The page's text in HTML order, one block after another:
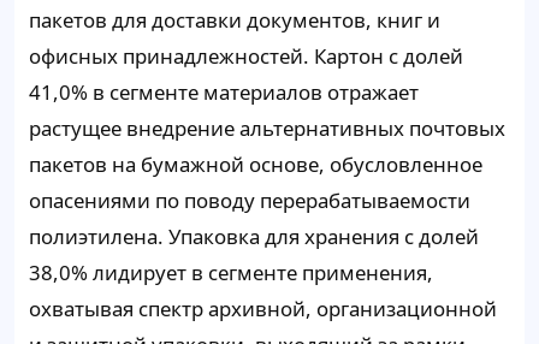
пакетов для доставки документов, книг и
офисных принадлежностей. Картон с долей
41,0% в сегменте материалов отражает
растущее внедрение альтернативных почтовых
пакетов на бумажной основе, обусловленное
опасениями по поводу перерабатываемости
полиэтилена. Упаковка для хранения с долей
38,0% лидирует в сегменте применения,
охватывая спектр архивной, организационной